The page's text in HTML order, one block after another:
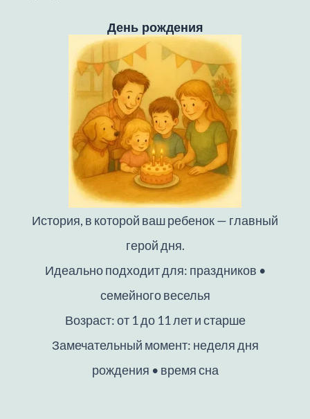
День рождения
История, в которой ваш ребенок — главный
герой дня.
Идеально подходит для: праздников •
семейного веселья
Возраст: от 1 до 11 лет и старше
Замечательный момент: неделя дня
рождения • время сна